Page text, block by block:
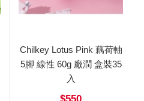
Chilkey Lotus Pink 藕荷軸
5腳 線性 60g 廠潤 盒裝35
入